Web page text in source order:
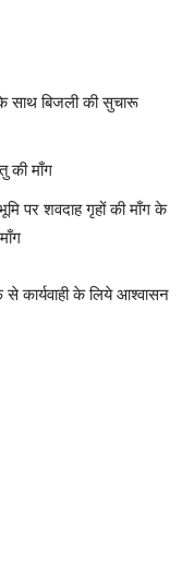
साथ बिजली की सुचारू
की माँग
पर शवदाह गृहों की माँग के
कार्यवाही के लिये आश्वासन